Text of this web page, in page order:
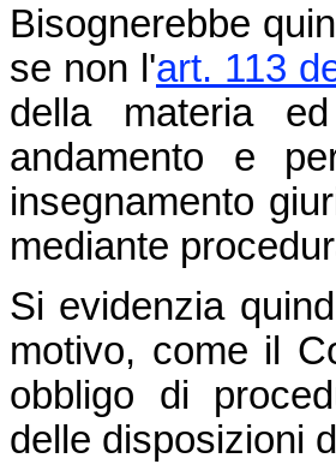
Bisognerebbe
se non l'art. 113
della materia
andamento e
insegnamento
mediante
Si evidenzia
motivo, come il
obbligo di
delle disposizioni